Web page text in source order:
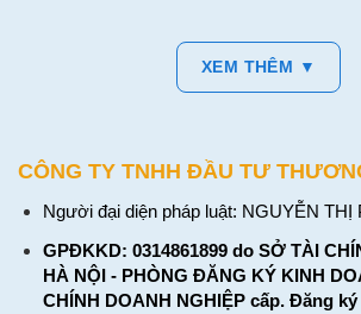
XEM THÊM ▼
CÔNG TY TNHH ĐẦU TƯ
Người đại diện pháp luật: NGUYỄN
GPĐKKD: 0314861899 do SỞ TÀI
HÀ NỘI - PHÒNG ĐĂNG KÝ KINH
CHÍNH DOANH NGHIỆP cấp. Đăng